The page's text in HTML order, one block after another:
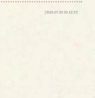
[2023-07-29 20:13:27]